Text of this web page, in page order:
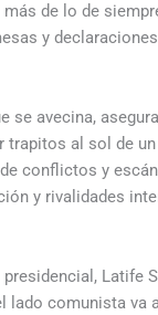
de lo de
y
avecina,
trapitos al sol de
conflictos y
y rivalidades
Latife
lado comunista va